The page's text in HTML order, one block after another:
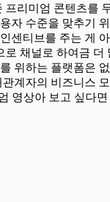
프리미엄 콘텐츠를
자 수준을 맞추기
센티브를 주는 게
채널로 하여금
위하는 플랫폼은
계자의 비즈니스
영상아 보고 싶다